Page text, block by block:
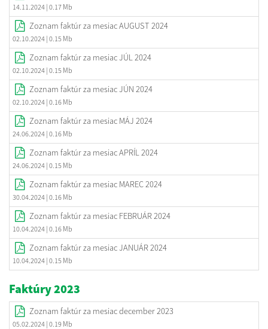
14.11.2024 | 0.17 Mb
Zoznam faktúr za mesiac AUGUST 2024
02.10.2024 | 0.15 Mb
Zoznam faktúr za mesiac JÚL 2024
02.10.2024 | 0.15 Mb
Zoznam faktúr za mesiac JÚN 2024
02.10.2024 | 0.16 Mb
Zoznam faktúr za mesiac MÁJ 2024
24.06.2024 | 0.16 Mb
Zoznam faktúr za mesiac APRÍL 2024
24.06.2024 | 0.15 Mb
Zoznam faktúr za mesiac MAREC 2024
30.04.2024 | 0.16 Mb
Zoznam faktúr za mesiac FEBRUÁR 2024
10.04.2024 | 0.16 Mb
Zoznam faktúr za mesiac JANUÁR 2024
10.04.2024 | 0.15 Mb
Faktúry 2023
Zoznam faktúr za mesiac december 2023
05.02.2024 | 0.19 Mb